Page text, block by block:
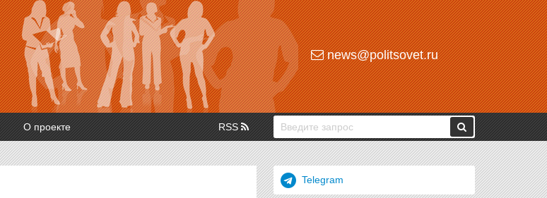
news@politsovet.ru
О проекте RSS
Telegram